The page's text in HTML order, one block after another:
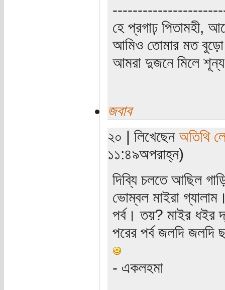
হে প্রগাঢ় পিতামহী,
আমিও তোমার মত বুড়ো
আমরা দুজনে মিলে শূন্য
জবাব
২০ | লিখেছেন অতিথি
১১:৪৯অপরাহ্ন)
দিব্যি চলতে আছিল
ভোম্বল মাইরা
পর্ব। তয়? মাইর ধইর
পরের পর্ব জলদি জলদি
- একলহমা